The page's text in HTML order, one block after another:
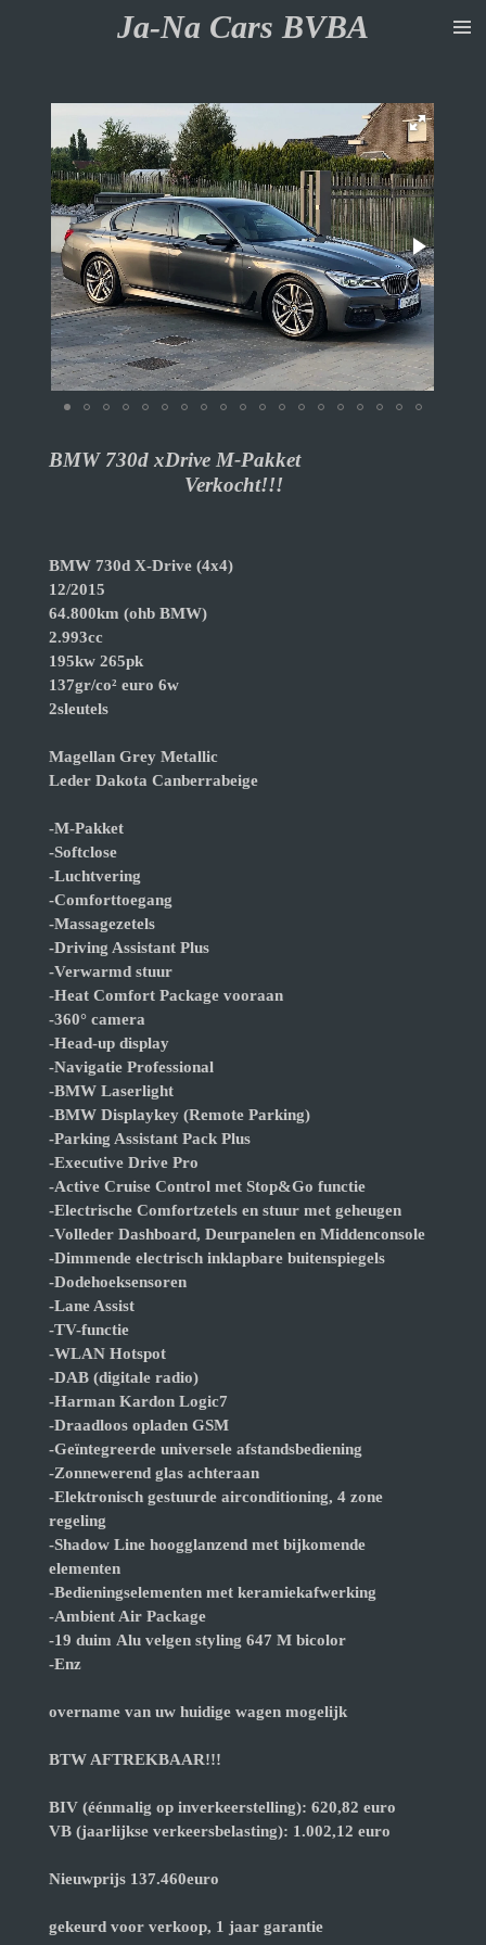
Ja-Na Cars BVBA
BMW 730d xDrive M-Pakket
Verkocht!!!
BMW 730d X-Drive (4x4)
12/2015
64.800km (ohb BMW)
2.993cc
195kw 265pk
137gr/co² euro 6w
2sleutels
Magellan Grey Metallic
Leder Dakota Canberrabeige
-M-Pakket
-Softclose
-Luchtvering
-Comforttoegang
-Massagezetels
-Driving Assistant Plus
-Verwarmd stuur
-Heat Comfort Package vooraan
-360° camera
-Head-up display
-Navigatie Professional
-BMW Laserlight
-BMW Displaykey (Remote Parking)
-Parking Assistant Pack Plus
-Executive Drive Pro
-Active Cruise Control met Stop&Go functie
-Electrische Comfortzetels en stuur met geheugen
-Volleder Dashboard, Deurpanelen en Middenconsole
-Dimmende electrisch inklapbare buitenspiegels
-Dodehoeksensoren
-Lane Assist
-TV-functie
-WLAN Hotspot
-DAB (digitale radio)
-Harman Kardon Logic7
-Draadloos opladen GSM
-Geïntegreerde universele afstandsbediening
-Zonnewerend glas achteraan
-Elektronisch gestuurde airconditioning, 4 zone
regeling
-Shadow Line hoogglanzend met bijkomende
elementen
-Bedieningselementen met keramiekafwerking
-Ambient Air Package
-19 duim Alu velgen styling 647 M bicolor
-Enz
overname van uw huidige wagen mogelijk
BTW AFTREKBAAR!!!
BIV (éénmalig op inverkeerstelling): 620,82 euro
VB (jaarlijkse verkeersbelasting): 1.002,12 euro
Nieuwprijs 137.460euro
gekeurd voor verkoop, 1 jaar garantie